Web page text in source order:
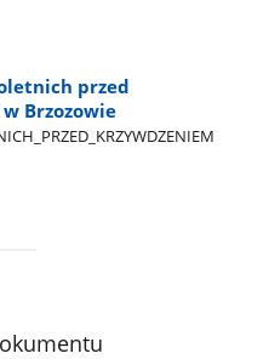
przed
w Brzozowie